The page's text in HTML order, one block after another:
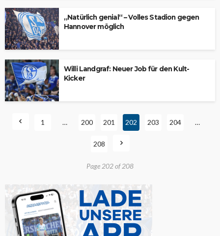
„Natürlich genial“ – Volles Stadion gegen
Hannover möglich
Willi Landgraf: Neuer Job für den Kult-
Kicker
1 … 200 201 202 203 204 …
208
Page 202 of 208